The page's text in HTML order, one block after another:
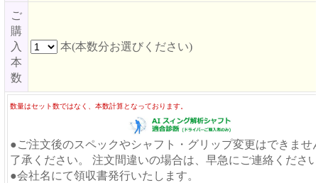
ご
購
入
本
数
本(本数分お選びください)
数量はセット数ではなく、本数計算となっております。
●ご注文後のスペックやシャフト・グリップ変更はできませ
了承ください。 注文間違いの場合は、早急にご連絡くださ
●会社名にて領収書発行いたします。